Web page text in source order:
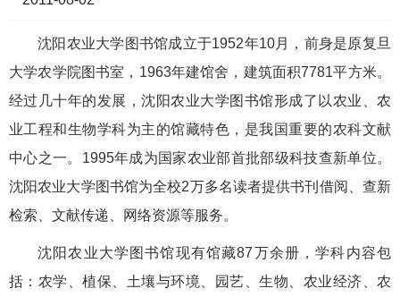
沈阳农业大学图书馆成立于1952年10月，前身是原复旦
大学农学院图书室，1963年建馆舍，建筑面积7781平方米。
经过几十年的发展，沈阳农业大学图书馆形成了以农业、农
业工程和生物学科为主的馆藏特色，是我国重要的农科文献
中心之一。1995年成为国家农业部首批部级科技查新单位。
沈阳农业大学图书馆为全校2万多名读者提供书刊借阅、查新
检索、文献传递、网络资源等服务。
沈阳农业大学图书馆现有馆藏87万余册，学科内容包
括：农学、植保、土壤与环境、园艺、生物、农业经济、农